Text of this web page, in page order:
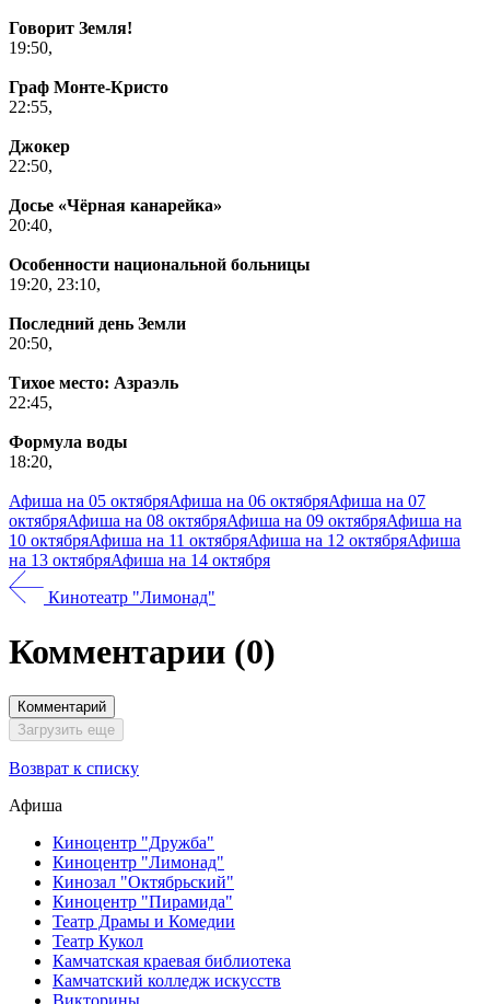
Говорит Земля!
19:50,
Граф Монте-Кристо
22:55,
Джокер
22:50,
Досье «Чёрная канарейка»
20:40,
Особенности национальной больницы
19:20, 23:10,
Последний день Земли
20:50,
Тихое место: Азраэль
22:45,
Формула воды
18:20,
Афиша на 05 октябряАфиша на 06 октябряАфиша на 07
октябряАфиша на 08 октябряАфиша на 09 октябряАфиша на
10 октябряАфиша на 11 октябряАфиша на 12 октябряАфиша
на 13 октябряАфиша на 14 октября
Кинотеатр "Лимонад"
Комментарии (0)
Комментарий
Загрузить еще
Возврат к списку
Афиша
Киноцентр "Дружба"
Киноцентр "Лимонад"
Кинозал "Октябрьский"
Киноцентр "Пирамида"
Театр Драмы и Комедии
Театр Кукол
Камчатская краевая библиотека
Камчатский колледж искусств